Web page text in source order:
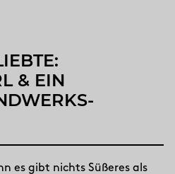
& EIN
es gibt nichts Süßeres als